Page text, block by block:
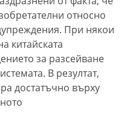
относно
При някои
китайската
за разсейване
В резултат,
достатъчно върху